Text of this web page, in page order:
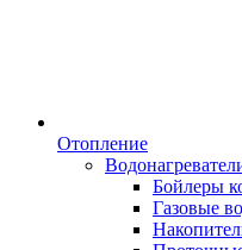
Отопление
Бойлеры
Газовые